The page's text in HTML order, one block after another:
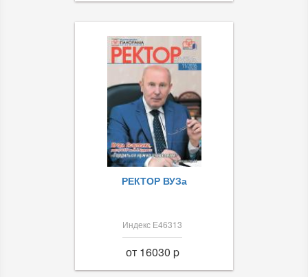
РЕКТОР ВУЗа
Индекс Е46313
от 16030 p